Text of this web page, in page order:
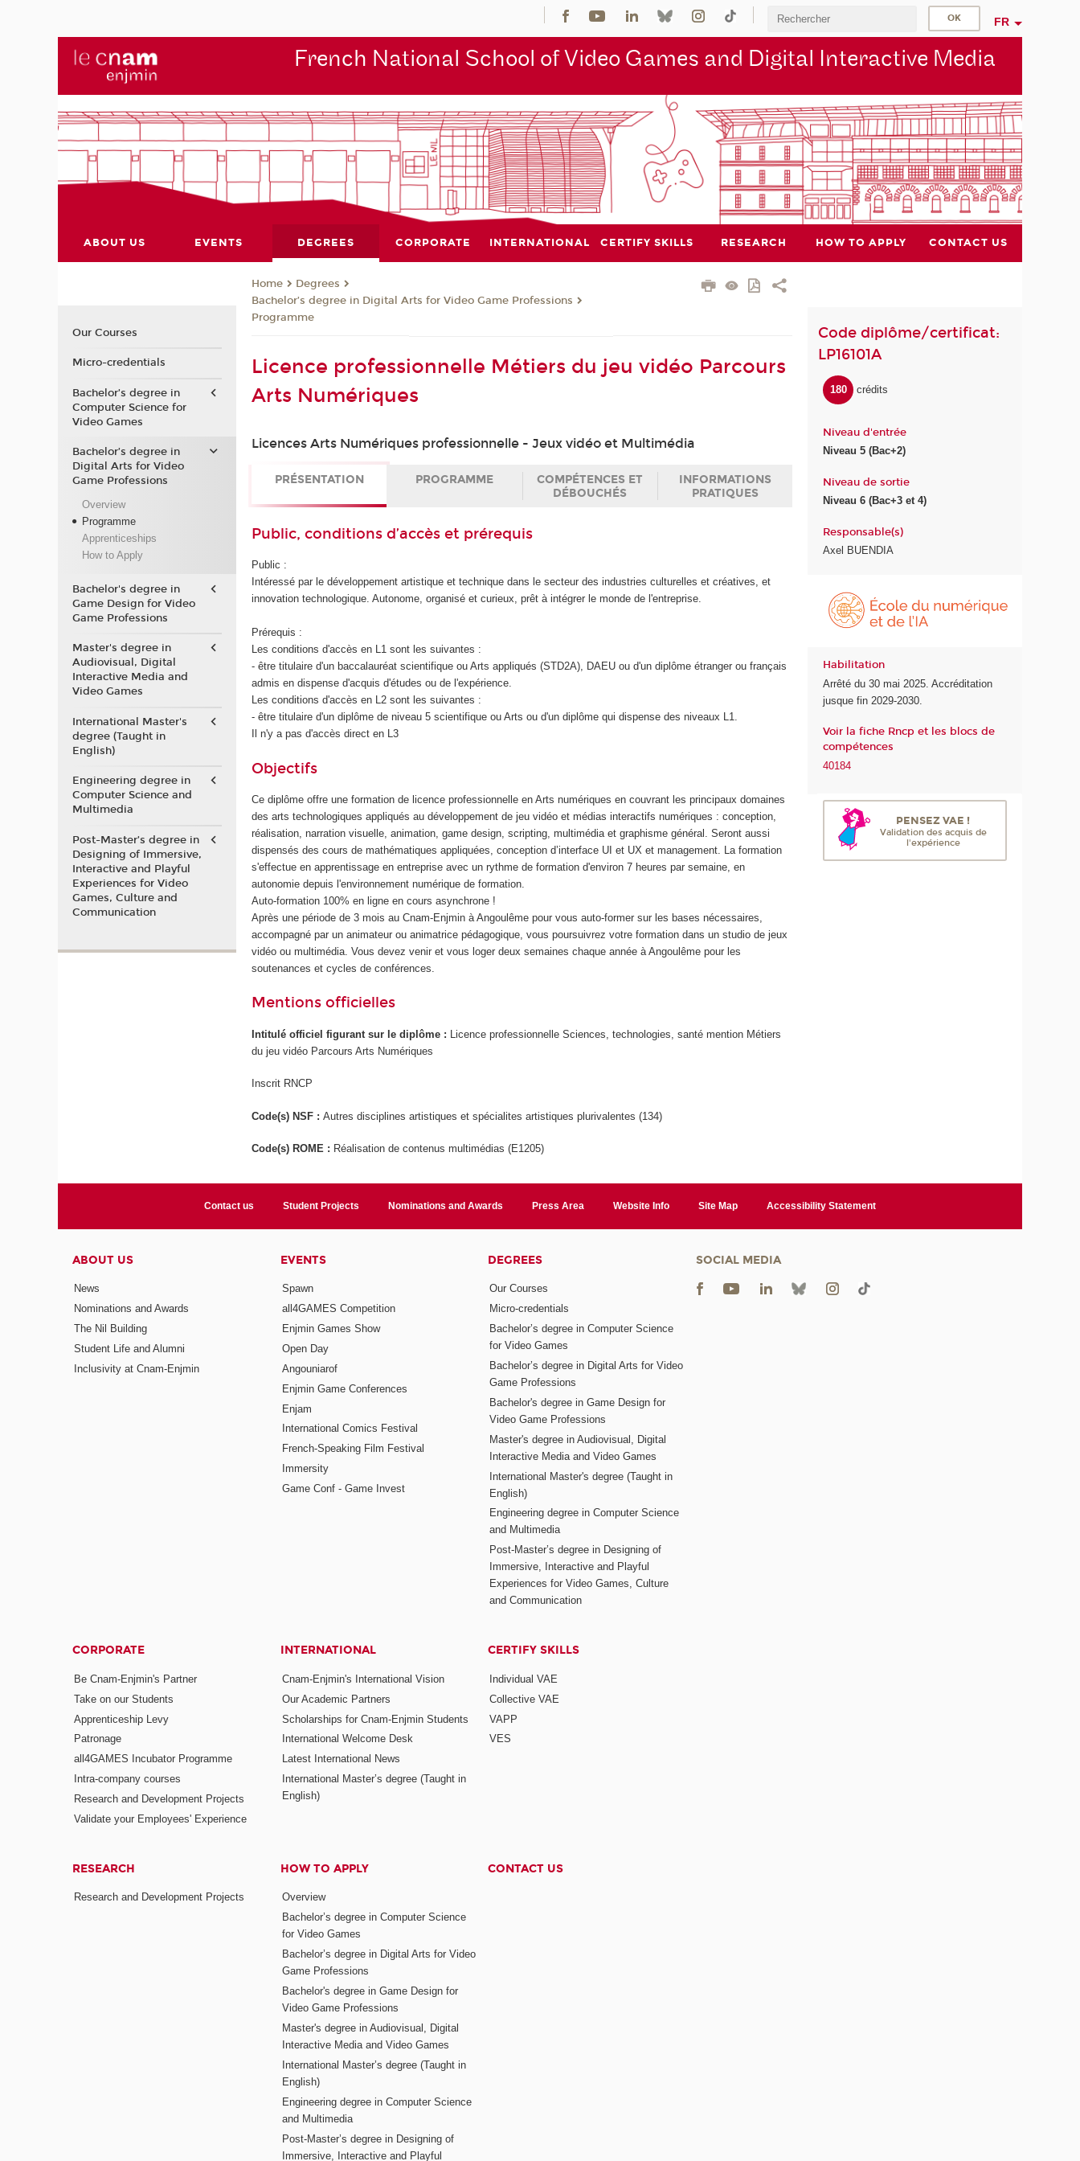
FR
French National School of Video Games and Digital Interactive Media
ABOUT US EVENTS DEGREES CORPORATE INTERNATIONAL CERTIFY SKILLS RESEARCH HOW TO APPLY CONTACT US
Home
Degrees
Bachelor’s degree in Digital Arts for Video Game Professions
Programme
Licence professionnelle Métiers du jeu vidéo Parcours
Arts Numériques
Licences Arts Numériques professionnelle - Jeux vidéo et Multimédia
PRÉSENTATION PROGRAMME
COMPÉTENCES ET
DÉBOUCHÉS
INFORMATIONS
PRATIQUES
Public, conditions d’accès et prérequis
Public :
Intéressé par le développement artistique et technique dans le secteur des industries culturelles et créatives, et
innovation technologique. Autonome, organisé et curieux, prêt à intégrer le monde de l'entreprise.
Prérequis :
Les conditions d'accès en L1 sont les suivantes :
- être titulaire d'un baccalauréat scientifique ou Arts appliqués (STD2A), DAEU ou d'un diplôme étranger ou français
admis en dispense d'acquis d'études ou de l'expérience.
Les conditions d'accès en L2 sont les suivantes :
- être titulaire d'un diplôme de niveau 5 scientifique ou Arts ou d'un diplôme qui dispense des niveaux L1.
Il n'y a pas d'accès direct en L3
Objectifs
Ce diplôme offre une formation de licence professionnelle en Arts numériques en couvrant les principaux domaines
des arts technologiques appliqués au développement de jeu vidéo et médias interactifs numériques : conception,
réalisation, narration visuelle, animation, game design, scripting, multimédia et graphisme général. Seront aussi
dispensés des cours de mathématiques appliquées, conception d’interface UI et UX et management. La formation
s'effectue en apprentissage en entreprise avec un rythme de formation d'environ 7 heures par semaine, en
autonomie depuis l'environnement numérique de formation.
Auto-formation 100% en ligne en cours asynchrone !
Après une période de 3 mois au Cnam-Enjmin à Angoulême pour vous auto-former sur les bases nécessaires,
accompagné par un animateur ou animatrice pédagogique, vous poursuivrez votre formation dans un studio de jeux
vidéo ou multimédia. Vous devez venir et vous loger deux semaines chaque année à Angoulême pour les
soutenances et cycles de conférences.
Mentions officielles
Intitulé officiel figurant sur le diplôme :
Licence professionnelle Sciences, technologies, santé mention Métiers
du jeu vidéo Parcours Arts Numériques
Inscrit RNCP
Code(s) NSF :Autres disciplines artistiques et spécialites artistiques plurivalentes (134)
Code(s) ROME : Réalisation de contenus multimédias (E1205)
Code diplôme/certificat:
LP16101A
180 crédits
Niveau d'entrée
Niveau 5 (Bac+2)
Niveau de sortie
Niveau 6 (Bac+3 et 4)
Responsable(s)
Axel BUENDIA
Habilitation
Arrêté du 30 mai 2025. Accréditation
jusque fin 2029-2030.
Voir la fiche Rncp et les blocs de
compétences
40184
PENSEZ VAE !
Validation des acquis de
l'expérience
Our Courses
Micro-credentials
Bachelor’s degree in
Computer Science for
Video Games
Bachelor’s degree in
Digital Arts for Video
Game Professions
Overview
Programme
Apprenticeships
How to Apply
Bachelor's degree in
Game Design for Video
Game Professions
Master's degree in
Audiovisual, Digital
Interactive Media and
Video Games
International Master's
degree (Taught in
English)
Engineering degree in
Computer Science and
Multimedia
Post-Master’s degree in
Designing of Immersive,
Interactive and Playful
Experiences for Video
Games, Culture and
Communication
Contact us Student Projects Nominations and Awards Press Area Website Info Site Map Accessibility Statement
ABOUT US
News
Nominations and Awards
The Nil Building
Student Life and Alumni
Inclusivity at Cnam-Enjmin
EVENTS
Spawn
all4GAMES Competition
Enjmin Games Show
Open Day
Angouniarof
Enjmin Game Conferences
Enjam
International Comics Festival
French-Speaking Film Festival
Immersity
Game Conf - Game Invest
DEGREES
Our Courses
Micro-credentials
Bachelor’s degree in Computer Science
for Video Games
Bachelor’s degree in Digital Arts for Video
Game Professions
Bachelor's degree in Game Design for
Video Game Professions
Master's degree in Audiovisual, Digital
Interactive Media and Video Games
International Master's degree (Taught in
English)
Engineering degree in Computer Science
and Multimedia
Post-Master’s degree in Designing of
Immersive, Interactive and Playful
Experiences for Video Games, Culture
and Communication
CORPORATE
Be Cnam-Enjmin's Partner
Take on our Students
Apprenticeship Levy
Patronage
all4GAMES Incubator Programme
Intra-company courses
Research and Development Projects
Validate your Employees' Experience
INTERNATIONAL
Cnam-Enjmin's International Vision
Our Academic Partners
Scholarships for Cnam-Enjmin Students
International Welcome Desk
Latest International News
International Master’s degree (Taught in
English)
CERTIFY SKILLS
Individual VAE
Collective VAE
VAPP
VES
RESEARCH
Research and Development Projects
HOW TO APPLY
Overview
Bachelor’s degree in Computer Science
for Video Games
Bachelor’s degree in Digital Arts for Video
Game Professions
Bachelor's degree in Game Design for
Video Game Professions
Master's degree in Audiovisual, Digital
Interactive Media and Video Games
International Master’s degree (Taught in
English)
Engineering degree in Computer Science
and Multimedia
Post-Master’s degree in Designing of
Immersive, Interactive and Playful
CONTACT US
SOCIAL MEDIA